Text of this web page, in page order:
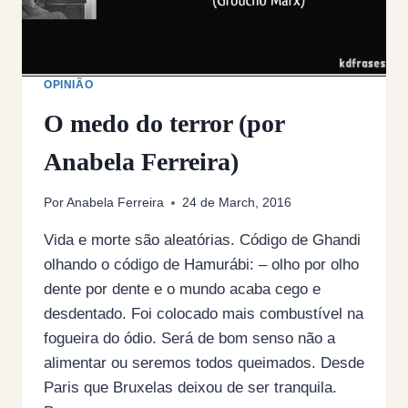
OPINIÃO
O medo do terror (por
Anabela Ferreira)
Por Anabela Ferreira 24 de March, 2016
Vida e morte são aleatórias. Código de Ghandi
olhando o código de Hamurábi: – olho por olho
dente por dente e o mundo acaba cego e
desdentado. Foi colocado mais combustível na
fogueira do ódio. Será de bom senso não a
alimentar ou seremos todos queimados. Desde
Paris que Bruxelas deixou de ser tranquila.